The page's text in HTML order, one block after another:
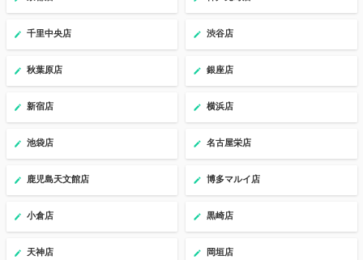
千里中央店 渋谷店
秋葉原店 銀座店
新宿店 横浜店
池袋店 名古屋栄店
鹿児島天文館店 博多マルイ店
小倉店 黒崎店
天神店 岡垣店